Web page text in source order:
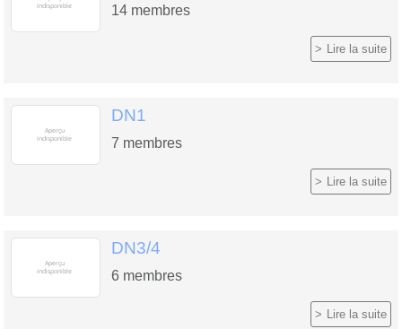
14 membres
Lire la suite
DN1
7 membres
Lire la suite
DN3/4
6 membres
Lire la suite